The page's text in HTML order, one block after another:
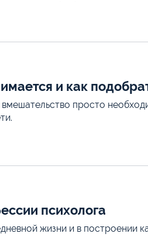
и как
вмешательство просто
психолога
жизни и в построении